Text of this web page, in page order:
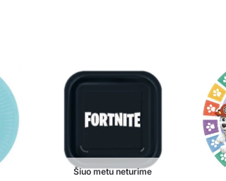
Šiuo metu neturime